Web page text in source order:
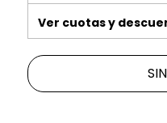
Ver cuotas y